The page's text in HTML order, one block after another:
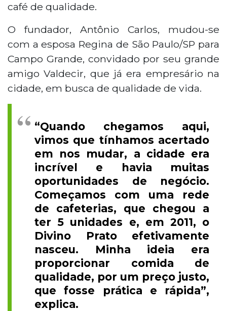
café de qualidade.
O fundador, Antônio Carlos, mudou-se
com a esposa Regina de São Paulo/SP para
Campo Grande, convidado por seu grande
amigo Valdecir, que já era empresário na
cidade, em busca de qualidade de vida.
“Quando chegamos aqui,
vimos que tínhamos acertado
em nos mudar, a cidade era
incrível e havia muitas
oportunidades de negócio.
Começamos com uma rede
de cafeterias, que chegou a
ter 5 unidades e, em 2011, o
Divino Prato efetivamente
nasceu. Minha ideia era
proporcionar comida de
qualidade, por um preço justo,
que fosse prática e rápida”,
explica.